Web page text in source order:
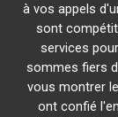
à vos appels
sont
services
sommes fiers
vous montrer
ont confié